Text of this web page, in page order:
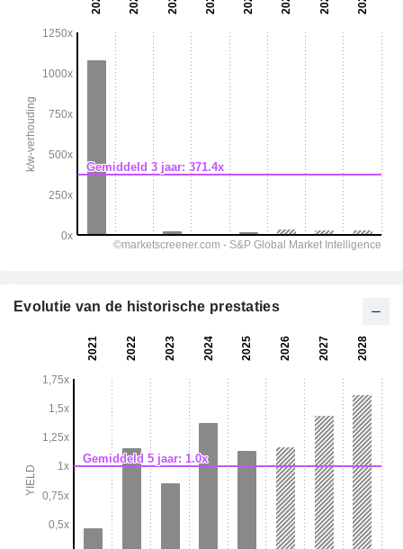
Evolutie van de historische prestaties